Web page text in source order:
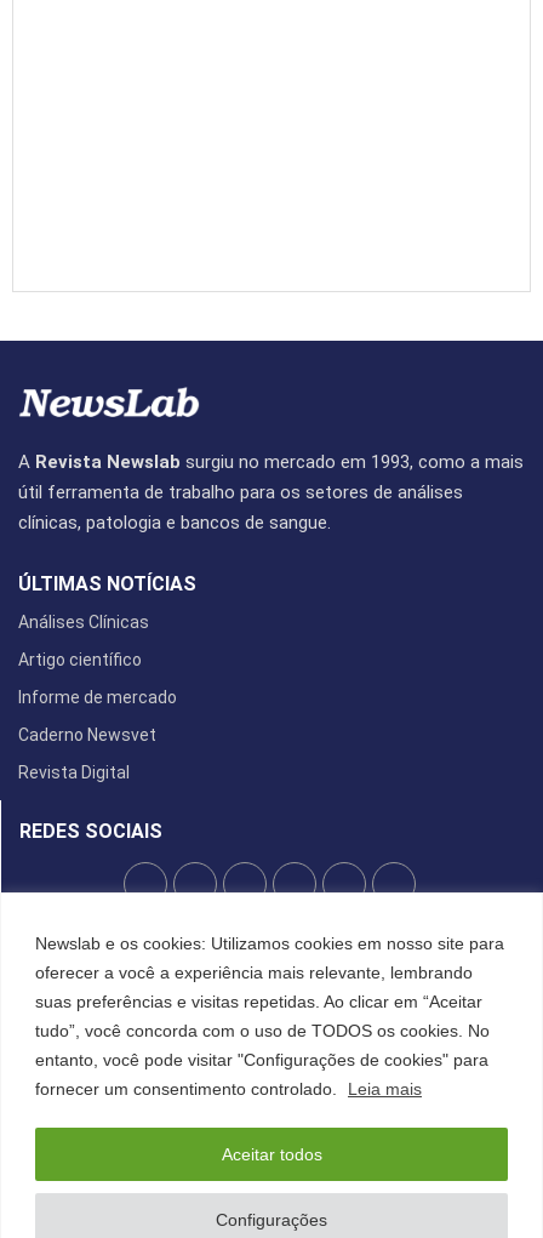
Newslab e os cookies: Utilizamos cookies em nosso site para
oferecer a você a experiência mais relevante, lembrando
suas preferências e visitas repetidas. Ao clicar em “Aceitar
tudo”, você concorda com o uso de TODOS os cookies. No
entanto, você pode visitar "Configurações de cookies" para
fornecer um consentimento controlado.
Leia mais
Configurações
Aceitar todos
A Revista Newslab surgiu no mercado em 1993, como a mais
útil ferramenta de trabalho para os setores de análises
clínicas, patologia e bancos de sangue.
ÚLTIMAS NOTÍCIAS
Análises Clínicas
Artigo científico
Informe de mercado
Caderno Newsvet
Revista Digital
REDES SOCIAIS
POLÍTICA DE PRIVACIDADE
Cookies
©2022 All Right Reserved. Designed and Developed by FCDesign